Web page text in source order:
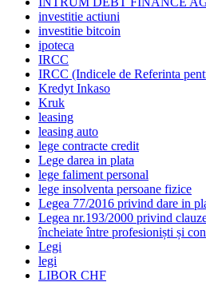
investitie actiuni
investitie bitcoin
ipoteca
IRCC
IRCC (Indicele de Referinta
Kredyt Inkaso
Kruk
leasing
leasing auto
lege contracte credit
Lege darea in plata
lege faliment personal
lege insolventa persoane fizice
Legea 77/2016 privind dare in
Legea nr.193/2000 privind
încheiate între profesioniști și
Legi
legi
LIBOR CHF